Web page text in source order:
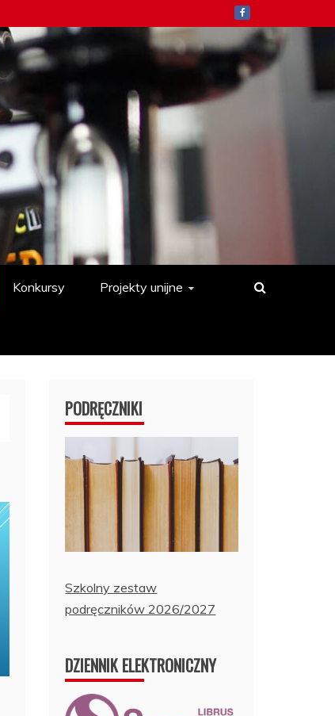
Konkursy Projekty unijne
PODRĘCZNIKI
Szkolny zestaw
podręczników 2026/2027
DZIENNIK ELEKTRONICZNY